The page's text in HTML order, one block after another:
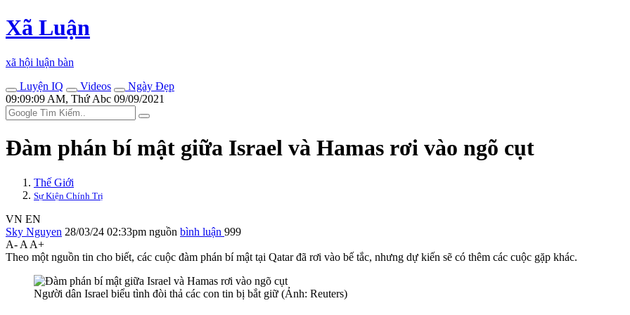
Xã Luận
xã hội luận bàn
Luyện IQ
Videos
Ngày Đẹp
09:09:09 AM, Thứ Abc 09/09/2021
Đàm phán bí mật giữa Israel và Hamas rơi vào ngõ cụt
Thế Giới
Sự Kiện Chính Trị
VN EN
Sky Nguyen 28/03/24 02:33pm nguồn bình luận 999
A- A A+
Theo một nguồn tin cho biết, các cuộc đàm phán bí mật tại Qatar đã rơi vào bế tắc, nhưng dự kiến sẽ có thêm các cuộc gặp khác.
Người dân Israel biểu tình đòi thả các con tin bị bắt giữ (Ảnh: Reuters)